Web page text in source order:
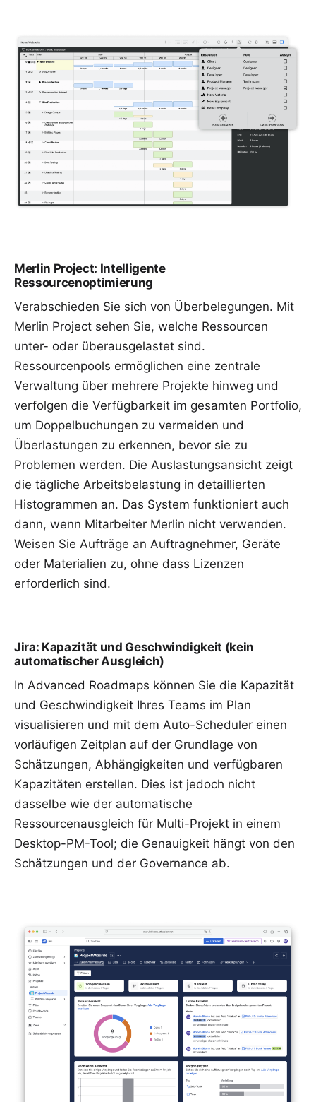
Merlin Project: Intelligente
Ressourcenoptimierung
Verabschieden Sie sich von Überbelegungen. Mit
Merlin Project sehen Sie, welche Ressourcen
unter- oder überausgelastet sind.
Ressourcenpools ermöglichen eine zentrale
Verwaltung über mehrere Projekte hinweg und
verfolgen die Verfügbarkeit im gesamten Portfolio,
um Doppelbuchungen zu vermeiden und
Überlastungen zu erkennen, bevor sie zu
Problemen werden. Die Auslastungsansicht zeigt
die tägliche Arbeitsbelastung in detaillierten
Histogrammen an. Das System funktioniert auch
dann, wenn Mitarbeiter Merlin nicht verwenden.
Weisen Sie Aufträge an Auftragnehmer, Geräte
oder Materialien zu, ohne dass Lizenzen
erforderlich sind.
Jira: Kapazität und Geschwindigkeit (kein
automatischer Ausgleich)
In Advanced Roadmaps können Sie die Kapazität
und Geschwindigkeit Ihres Teams im Plan
visualisieren und mit dem Auto-Scheduler einen
vorläufigen Zeitplan auf der Grundlage von
Schätzungen, Abhängigkeiten und verfügbaren
Kapazitäten erstellen. Dies ist jedoch nicht
dasselbe wie der automatische
Ressourcenausgleich für Multi-Projekt in einem
Desktop-PM-Tool; die Genauigkeit hängt von den
Schätzungen und der Governance ab.